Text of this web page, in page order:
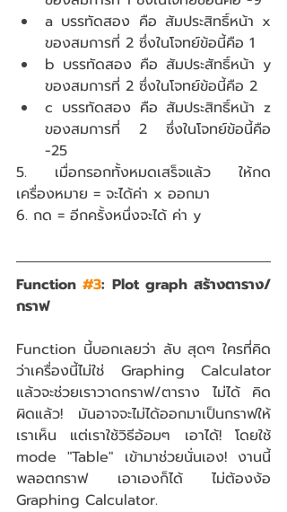
a บรรทัดสอง คือ สัมประสิทธิ์หน้า x
ของสมการที่ 2 ซึ่งในโจทย์ข้อนี้คือ 1
b บรรทัดสอง คือ สัมประสัทธิ์หน้า y
ของสมการที่ 2 ซึ่งในโจทย์ข้อนี้คือ 2
c บรรทัดสอง คือ สัมประสิทธิ์หน้า z
ของสมการที่ 2 ซึ่งในโจทย์ข้อนี้คือ
-25
5. เมื่อกรอกทั้งหมดเสร็จแล้ว ให้กด
เครื่องหมาย = จะได้ค่า x ออกมา
6. กด = อีกครั้งหนึ่งจะได้ ค่า y
Function #3: Plot graph สร้างตาราง/
กราฟ
Function นี้บอกเลยว่า ลับ สุดๆ ใครที่คิด
ว่าเครื่องนี้ไม่ใช่ Graphing Calculator
แล้วจะช่วยเราวาดกราฟ/ตาราง ไม่ได้ คิด
ผิดแล้ว! มันอาจจะไม่ได้ออกมาเป็นกราฟให้
เราเห็น แต่เราใช้วิธีอ้อมๆ เอาได้! โดยใช้
mode "Table" เข้ามาช่วยนั่นเอง! งานนี้
พลอตกราฟ เอาเองก็ได้ ไม่ต้องง้อ
Graphing Calculator.